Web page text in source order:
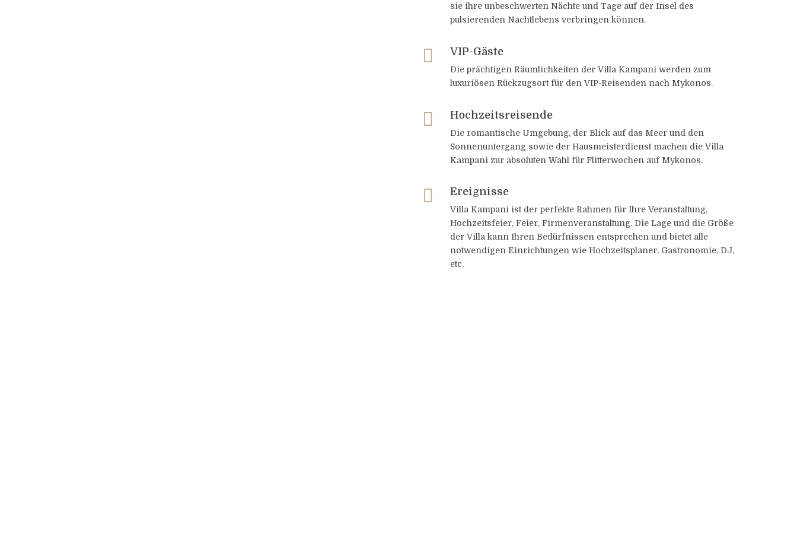
sie ihre unbeschwerten Nächte und Tage auf der Insel des
pulsierenden Nachtlebens verbringen können.
 VIP-Gäste
Die prächtigen Räumlichkeiten der Villa Kampani werden zum
luxuriösen Rückzugsort für den VIP-Reisenden nach Mykonos.
 Hochzeitsreisende
Die romantische Umgebung, der Blick auf das Meer und den
Sonnenuntergang sowie der Hausmeisterdienst machen die Villa
Kampani zur absoluten Wahl für Flitterwochen auf Mykonos.
 Ereignisse
Villa Kampani ist der perfekte Rahmen für Ihre Veranstaltung,
Hochzeitsfeier, Feier, Firmenveranstaltung. Die Lage und die Größe
der Villa kann Ihren Bedürfnissen entsprechen und bietet alle
notwendigen Einrichtungen wie Hochzeitsplaner, Gastronomie, DJ,
etc.